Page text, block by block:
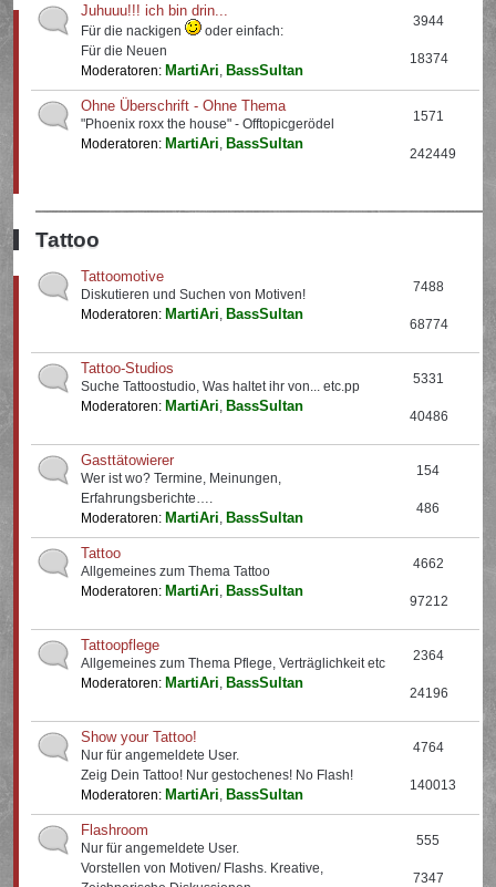
Juhuuu!!! ich bin drin...
Für die nackigen
oder einfach:
Für die Neuen
Moderatoren: MartiAri, BassSultan
3944
18374
Ohne Überschrift - Ohne Thema
"Phoenix roxx the house" - Offtopicgerödel
Moderatoren: MartiAri, BassSultan
1571
242449
Tattoo
Tattoomotive
Diskutieren und Suchen von Motiven!
Moderatoren: MartiAri, BassSultan
7488
68774
Tattoo-Studios
Suche Tattoostudio, Was haltet ihr von... etc.pp
Moderatoren: MartiAri, BassSultan
5331
40486
Gasttätowierer
Wer ist wo? Termine, Meinungen,
Erfahrungsberichte….
Moderatoren: MartiAri, BassSultan
154
486
Tattoo
Allgemeines zum Thema Tattoo
Moderatoren: MartiAri, BassSultan
4662
97212
Tattoopflege
Allgemeines zum Thema Pflege, Verträglichkeit etc
Moderatoren: MartiAri, BassSultan
2364
24196
Show your Tattoo!
Nur für angemeldete User.
Zeig Dein Tattoo! Nur gestochenes! No Flash!
Moderatoren: MartiAri, BassSultan
4764
140013
Flashroom
Nur für angemeldete User.
Vorstellen von Motiven/ Flashs. Kreative,
555
7347